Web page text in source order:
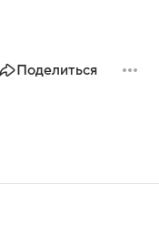
Поделиться